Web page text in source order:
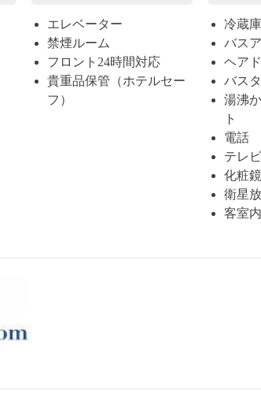
エレベーター
禁煙ルーム
フロント24時間対応
貴重品保管（ホテルセー
フ）
冷蔵庫
バス
ヘア
バス
湯沸
ト
電話
テレビ
化粧鏡
衛星
客室